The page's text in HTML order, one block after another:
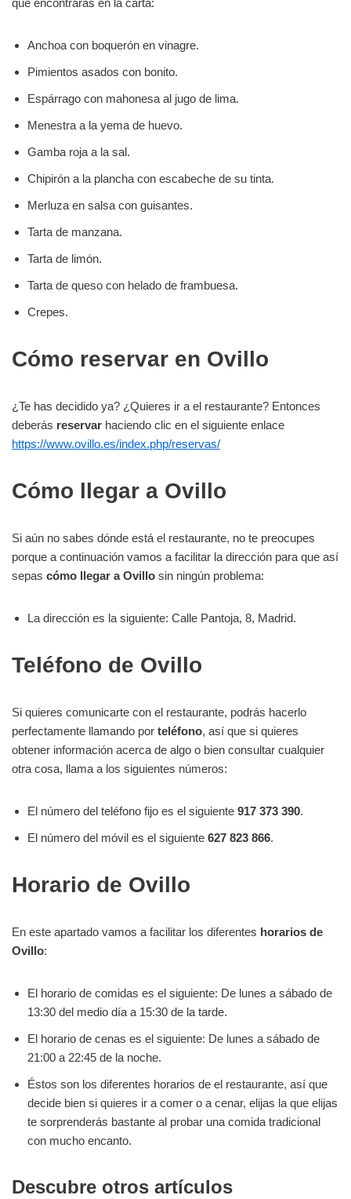
Anchoa con boquerón en vinagre.
Pimientos asados con bonito.
Espárrago con mahonesa al jugo de lima.
Menestra a la yema de huevo.
Gamba roja a la sal.
Chipirón a la plancha con escabeche de su tinta.
Merluza en salsa con guisantes.
Tarta de manzana.
Tarta de limón.
Tarta de queso con helado de frambuesa.
Crepes.
Cómo reservar en Ovillo
¿Te has decidido ya? ¿Quieres ir a el restaurante? Entonces
deberás reservar haciendo clic en el siguiente enlace
https://www.ovillo.es/index.php/reservas/
Cómo llegar a Ovillo
Si aún no sabes dónde está el restaurante, no te preocupes
porque a continuación vamos a facilitar la dirección para que así
sepas cómo llegar a Ovillo sin ningún problema:
La dirección es la siguiente: Calle Pantoja, 8, Madrid.
Teléfono de Ovillo
Si quieres comunicarte con el restaurante, podrás hacerlo
perfectamente llamando por teléfono, así que si quieres
obtener información acerca de algo o bien consultar cualquier
otra cosa, llama a los siguientes números:
El número del teléfono fijo es el siguiente 917 373 390.
El número del móvil es el siguiente 627 823 866.
Horario de Ovillo
En este apartado vamos a facilitar los diferentes horarios de
Ovillo:
El horario de comidas es el siguiente: De lunes a sábado de
13:30 del medio día a 15:30 de la tarde.
El horario de cenas es el siguiente: De lunes a sábado de
21:00 a 22:45 de la noche.
Éstos son los diferentes horarios de el restaurante, así que
decide bien si quieres ir a comer o a cenar, elijas la que elijas
te sorprenderás bastante al probar una comida tradicional
con mucho encanto.
Descubre otros artículos